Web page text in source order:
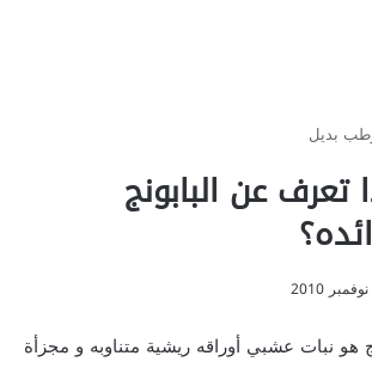
بديل
تعرف عن البابونج
هو نبات عشبي أوراقه ريشية متناوبه و مجزأة